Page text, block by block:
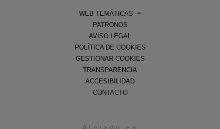
WEB TEMÁTICAS
PATRONOS
AVISO LEGAL
POLÍTICA DE COOKIES
GESTIONAR COOKIES
TRANSPARENCIA
ACCESIBILIDAD
CONTACTO